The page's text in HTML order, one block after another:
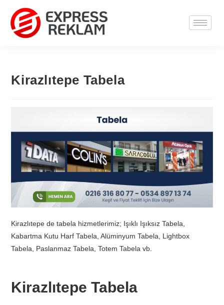
Kirazlıtepe Tabela
Kirazlıtepe de tabela hizmetlerimiz; Işıklı Işıksız Tabela,
Kabartma Kutu Harf Tabela, Alüminyum Tabela, Lightbox
Tabela, Paslanmaz Tabela, Totem Tabela vb.
Kirazlıtepe Tabela